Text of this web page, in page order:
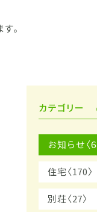
お探しの設計事
。
カテゴリー
お知らせ〈
住宅〈170〉
別荘〈27〉